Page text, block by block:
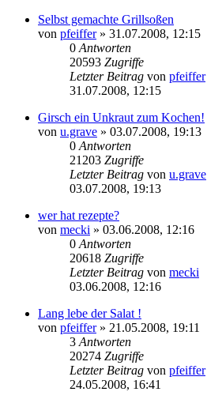
Selbst gemachte Grillsoßen
von pfeiffer» 31.07.2008, 12:15
0 Antworten
20593 Zugriffe
Letzter Beitrag von pfeiffer
31.07.2008, 12:15
Girsch ein Unkraut zum Kochen!
von u.grave » 03.07.2008, 19:13
0 Antworten
21203 Zugriffe
Letzter Beitrag von u.grave
03.07.2008, 19:13
wer hat rezepte?
von mecki » 03.06.2008, 12:16
0 Antworten
20618 Zugriffe
Letzter Beitrag von mecki
03.06.2008, 12:16
Lang lebe der Salat !
von pfeiffer» 21.05.2008, 19:11
3 Antworten
20274 Zugriffe
Letzter Beitrag von pfeiffer
24.05.2008, 16:41